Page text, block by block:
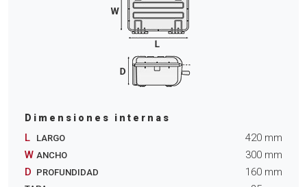
Dimensiones internas
L LARGO 420 mm
W ANCHO 300 mm
D PROFUNDIDAD 160 mm